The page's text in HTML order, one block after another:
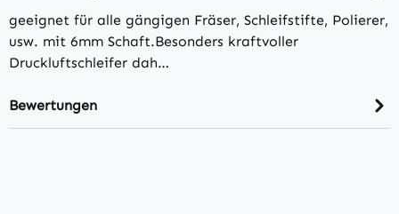
geeignet für alle gängigen Fräser, Schleifstifte, Polierer,
usw. mit 6mm Schaft.Besonders kraftvoller
Druckluftschleifer dah…
Bewertungen